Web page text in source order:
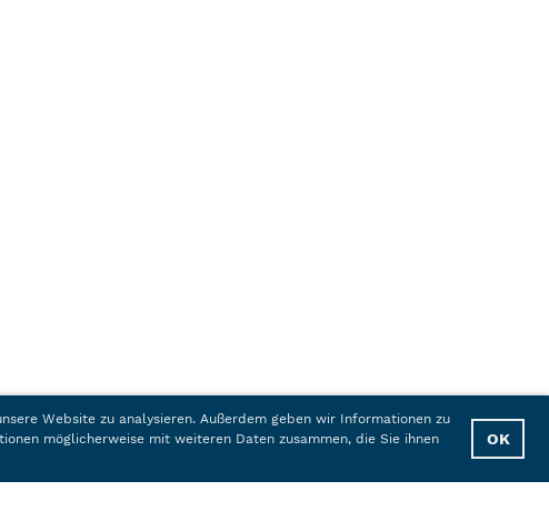
Website zu analysieren. Außerdem geben wir Informationen zu
möglicherweise mit weiteren Daten zusammen, die Sie ihnen
OK